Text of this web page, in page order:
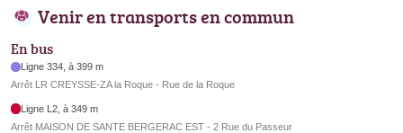
Venir en transports en commun
En bus
Ligne 334, à 399 m
Arrêt LR CREYSSE-ZA la Roque - Rue de la Roque
Ligne L2, à 349 m
Arrêt MAISON DE SANTE BERGERAC EST - 2 Rue du Passeur